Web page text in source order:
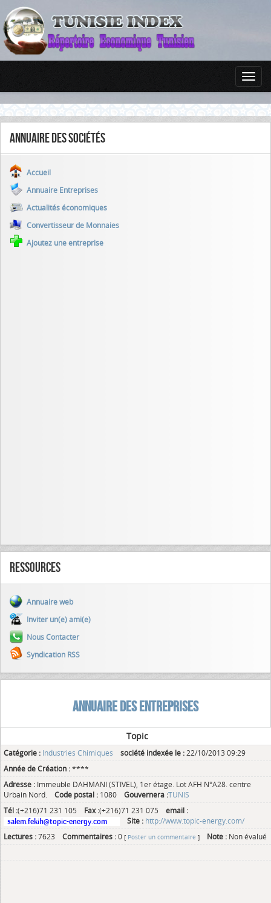
Annuaire des sociétés
Accueil
Annuaire Entreprises
Actualités économiques
Convertisseur de Monnaies
Ajoutez une entreprise
Ressources
Annuaire web
Inviter un(e) ami(e)
Nous Contacter
Syndication RSS
ANNUAIRE DES ENTREPRISES
Topic
Catégorie : Industries Chimiques société indexée le : 22/10/2013 09:29
Année de Création :****
Adresse : Immeuble DAHMANI (STIVEL), 1er étage. Lot AFH N°A28. centre
Urbain Nord.
Code postal : 1080 Gouvernera :TUNIS
Tél :(+216)71 231 105 Fax :(+216)71 231 075
email :
Site : http://www.topic-energy.com/
Lectures :7623 Commentaires :0 [ Poster un commentaire ] Note : Non évalué